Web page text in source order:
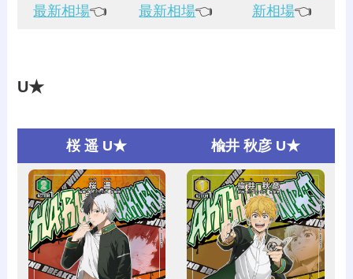
最新相場👈️
最新相場👈️
新相場👈️
U★
桜 遥 U★ 楡井 秋彦 U★